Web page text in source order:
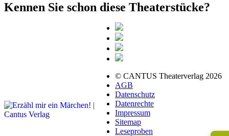
Kennen Sie schon diese Theaterstücke?
© CANTUS Theaterverlag 2026
AGB
Datenschutz
Datenrechte
Impressum
Sitemap
Leseproben